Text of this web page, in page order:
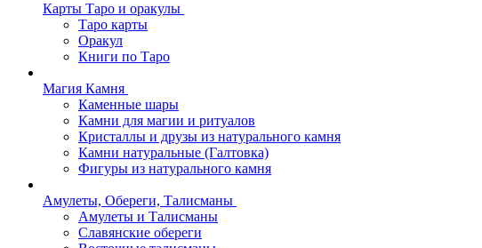
Карты Таро и оракулы
Таро карты
Оракул
Книги по Таро
Магия Камня
Каменные шары
Камни для магии и ритуалов
Кристаллы и друзы из натурального камня
Камни натуральные (Галтовка)
Фигуры из натурального камня
Амулеты, Обереги, Талисманы
Амулеты и Талисманы
Славянские обереги